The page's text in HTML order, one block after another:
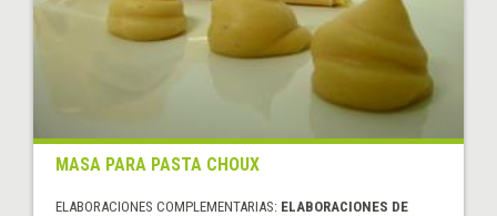
MASA PARA PASTA CHOUX
ELABORACIONES COMPLEMENTARIAS: ELABORACIONES DE